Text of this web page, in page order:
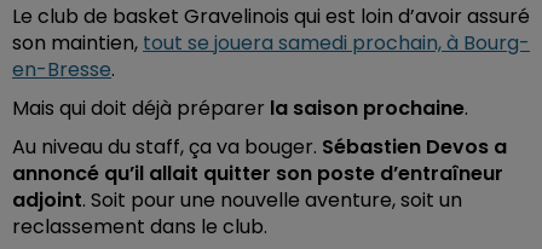
Le club de basket Gravelinois qui est loin d’avoir assuré
son maintien, tout se jouera samedi prochain, à Bourg-
en-Bresse.
Mais qui doit déjà préparer la saison prochaine.
Au niveau du staff, ça va bouger. Sébastien Devos a
annoncé qu’il allait quitter son poste d’entraîneur
adjoint. Soit pour une nouvelle aventure, soit un
reclassement dans le club.